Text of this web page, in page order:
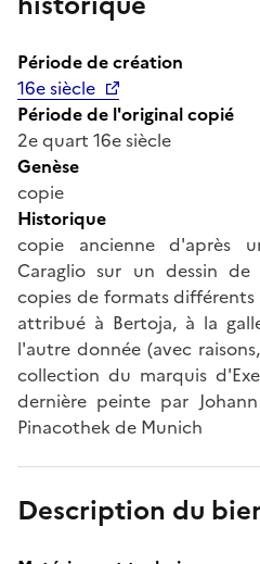
Période de création
16e siècle
Période de l'original copié
2e quart 16e siècle
Genèse
copie
Historique
copie ancienne d'après
Caraglio sur un dessin
copies de formats
attribué à Bertoja, à la
l'autre donnée (avec
collection du marquis
dernière peinte par
Pinacothek de Munich
Description du